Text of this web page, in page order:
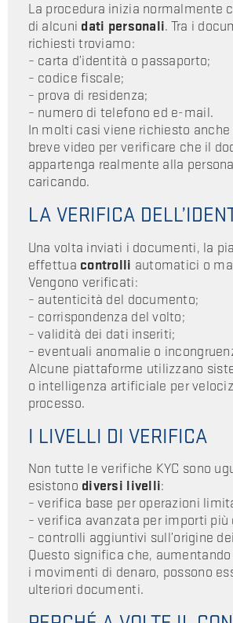
La procedura inizia normalmente
di alcuni dati personali. Tra i
richiesti troviamo:
– carta d’identità o passaporto;
– codice fiscale;
– prova di residenza;
– numero di telefono ed e-mail.
In molti casi viene richiesto
breve video per verificare che il
appartenga realmente alla
caricando.
LA VERIFICA
Una volta inviati i documenti, la
effettua controlli automatici o
Vengono verificati:
– autenticità del documento;
– corrispondenza del volto;
– validità dei dati inseriti;
– eventuali anomalie o
Alcune piattaforme utilizzano
o intelligenza artificiale per
processo.
I LIVELLI DI VERIFICA
Non tutte le verifiche KYC sono
esistono diversi livelli:
– verifica base per operazioni
– verifica avanzata per importi più
– controlli aggiuntivi sull’origine
Questo significa che,
i movimenti di denaro, possono
ulteriori documenti.